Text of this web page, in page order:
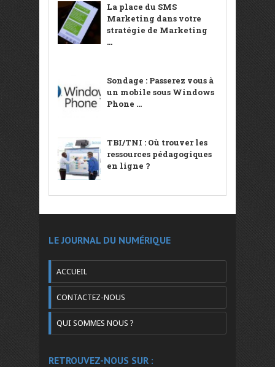
La place du SMS
Marketing dans votre
stratégie de Marketing
...
Sondage : Passerez vous à
un mobile sous Windows
Phone ...
TBI/TNI : Où trouver les
ressources pédagogiques
en ligne ?
LE JOURNAL DU NUMÉRIQUE
ACCUEIL
CONTACTEZ-NOUS
QUI SOMMES NOUS ?
RETROUVEZ-NOUS SUR :